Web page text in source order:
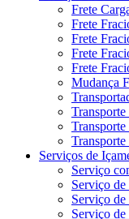
Frete
Frete
Frete
Frete
Frete
Mudança
Serviços de
Serviço
Serviço
Serviço
Serviço